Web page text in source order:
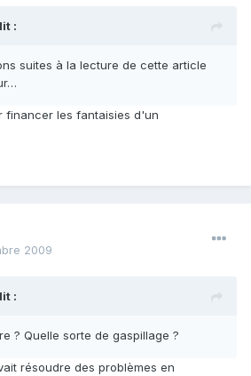
:
suites à la lecture de cette article
financer les fantaisies d'un
2009
:
? Quelle sorte de gaspillage ?
résoudre des problèmes en